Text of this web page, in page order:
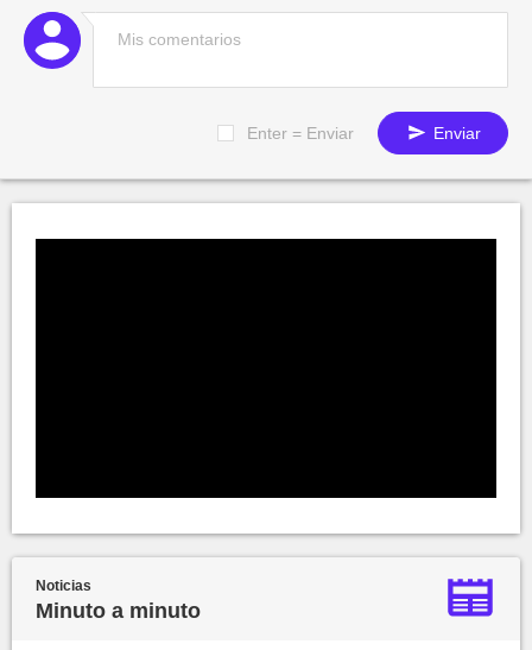
Enter = Enviar Enviar
Noticias
Minuto a minuto